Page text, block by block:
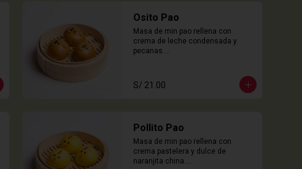
Osito Pao
Masa de min pao rellena con
crema de leche condensada y
pecanas.
S/ 21.00
Pollito Pao
Masa de min pao rellena con
crema pastelera y dulce de
naranjita china.